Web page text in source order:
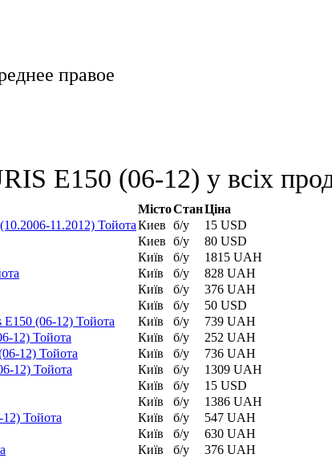
правое
E150 (06-12) у всіх
МістоСтанЦіна
11.2012) ТойотаКиев б/у
15 USD
Киев б/у
80 USD
Київ б/у
1815 UAH
Київ б/у
828 UAH
Київ б/у
376 UAH
Київ б/у
50 USD
(06-12) Тойота
Київ б/у
739 UAH
12) Тойота
Київ б/у
252 UAH
12) Тойота
Київ б/у
736 UAH
12) Тойота
Київ б/у
1309 UAH
Київ б/у
15 USD
Київ б/у
1386 UAH
Тойота
Київ б/у
547 UAH
Київ б/у
630 UAH
Київ б/у
376 UAH